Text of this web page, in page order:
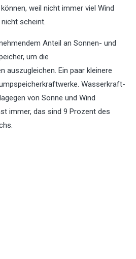
weil nicht immer viel Wind
scheint.
Anteil an Sonnen- und
um die
auszugleichen. Ein paar kleinere
Wasserkraft-
von Sonne und Wind
immer, das sind 9 Prozent des